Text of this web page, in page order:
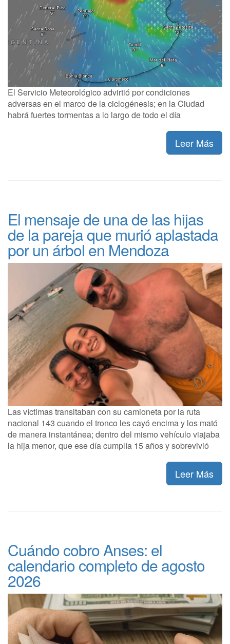
El Servicio Meteorológico advirtió por condiciones
adversas en el marco de la ciclogénesis; en la Ciudad
habrá fuertes tormentas a lo largo de todo el día
Leer Más
El mensaje de una de las hijas
de la pareja que murió aplastada
por un árbol en Mendoza
Las víctimas transitaban con su camioneta por la ruta
nacional 143 cuando el tronco les cayó encima y los mató
de manera instantánea; dentro del mismo vehículo viajaba
la hija menor, que ese día cumplía 15 años y sobrevivió
Leer Más
Cuándo cobro Anses: el
calendario completo de agosto
2026